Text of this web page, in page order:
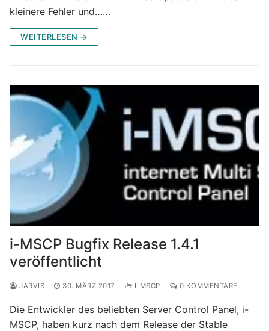
kleinere Fehler und……
WEITERLESEN →
i-MSCP Bugfix Release 1.4.1
veröffentlicht
JARVIS 30. MÄRZ 2017 I-MSCP 0 KOMMENTARE
Die Entwickler des beliebten Server Control Panel, i-
MSCP, haben kurz nach dem Release der Stable